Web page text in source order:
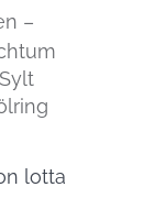
–
lotta